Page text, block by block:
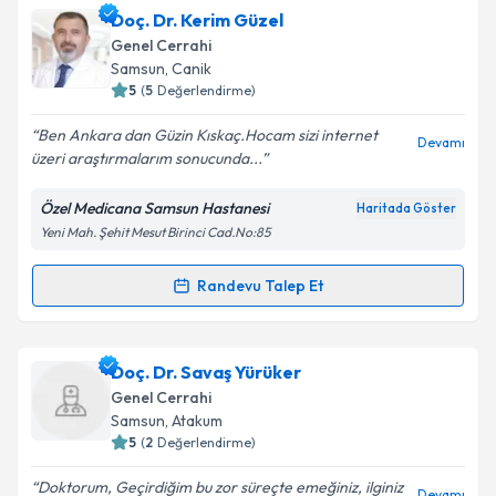
Doç. Dr. Sönmez Ocakiçin randevu takvimi talebi
oluşturun. Size bu uzmandan randevu almanız için bir
takvim hazırlandığında e-posta ile bilgilendireceğiz.
Kişisel verilerimin işlenmesine ilişkin
Aydınlatma
Metni'ni okudum ve kişisel verilerimin belirtilen
kapsamda işlenmesini kabul ediyorum.
Doç. Dr. Kerim Güzel
Genel Cerrahi
Samsun, Canik
5 (5 Değerlendirme)
Ben Ankara dan Güzin Kıskaç.Hocam sizi internet
üzeri araştırmalarım sonucunda...
Devamı
Özel Medicana Samsun Hastanesi Haritada Göster
Yeni Mah. Şehit Mesut Birinci Cad.No:85
Randevu Talep Et
Randevu Takvimi Talebi
Doç. Dr. Kerim Güzeliçin randevu takvimi talebi
oluşturun. Size bu uzmandan randevu almanız için bir
takvim hazırlandığında e-posta ile bilgilendireceğiz.
Doç. Dr. Savaş Yürüker
Genel Cerrahi
Samsun, Atakum
5 (2 Değerlendirme)
Doktorum, Geçirdiğim bu zor süreçte emeğiniz, ilginiz